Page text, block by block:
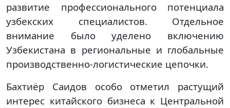
развитие профессионального потенциала
узбекских специалистов. Отдельное
внимание было уделено включению
Узбекистана в региональные и глобальные
производственно-логистические цепочки.
Бахтиёр Саидов особо отметил растущий
интерес китайского бизнеса к Центральной